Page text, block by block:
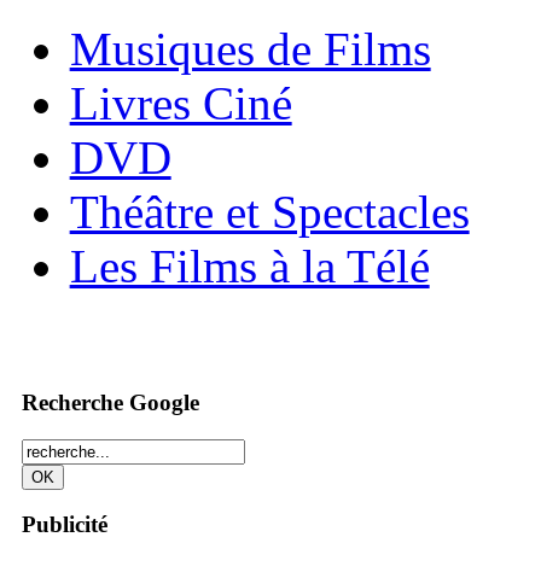
Musiques de Films
Livres Ciné
DVD
Théâtre et Spectacles
Les Films à la Télé
Recherche Google
Publicité